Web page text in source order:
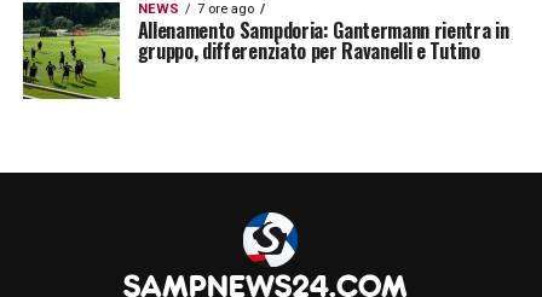
NEWS 7 ore ago
Allenamento Sampdoria: Gantermann rientra in
gruppo, differenziato per Ravanelli e Tutino